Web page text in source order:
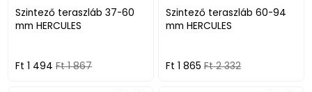
Szintező teraszláb 37-60
mm HERCULES
Ft 1 494 Ft 1 867
Szintező teraszláb 60-94
mm HERCULES
Ft 1 865 Ft 2 332